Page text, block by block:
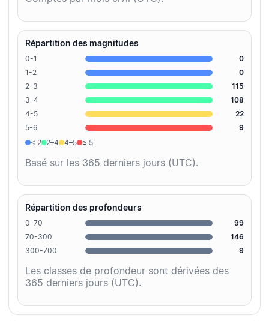
Répartition des magnitudes
0-1
0
1-2
0
2-3
115
3-4
108
4-5
22
5-6
9
< 2
2–4 4–5 ≥ 5
Basé sur les 365 derniers jours (UTC).
Répartition des profondeurs
0-70
99
70-300
146
300-700
9
Les classes de profondeur sont dérivées des
365 derniers jours (UTC).